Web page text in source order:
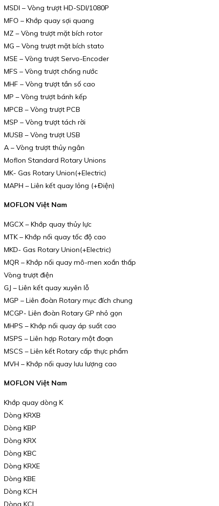
MSDI – Vòng trượt HD-SDI/1080P
MFO – Khớp quay sợi quang
MZ – Vòng trượt mặt bích rotor
MG – Vòng trượt mặt bích stato
MSE – Vòng trượt Servo-Encoder
MFS – Vòng trượt chống nước
MHF – Vòng trượt tần số cao
MP – Vòng trượt bánh kếp
MPCB – Vòng trượt PCB
MSP – Vòng trượt tách rời
MUSB – Vòng trượt USB
A – Vòng trượt thủy ngân
Moflon Standard Rotary Unions
MK- Gas Rotary Union(+Electric)
MAPH – Liên kết quay lỏng (+Điện)
MOFLON Việt Nam
MGCX – Khớp quay thủy lực
MTK – Khớp nối quay tốc độ cao
MKD- Gas Rotary Union(+Electric)
MQR – Khớp nối quay mô-men xoắn thấp
Vòng trượt điện
GJ – Liên kết quay xuyên lỗ
MGP – Liên đoàn Rotary mục đích chung
MCGP- Liên đoàn Rotary GP nhỏ gọn
MHPS – Khớp nối quay áp suất cao
MSPS – Liên hợp Rotary một đoạn
MSCS – Liên kết Rotary cấp thực phẩm
MVH – Khớp nối quay lưu lượng cao
MOFLON Việt Nam
Khớp quay dòng K
Dòng KRXB
Dòng KBP
Dòng KRX
Dòng KBC
Dòng KRXE
Dòng KBE
Dòng KCH
Dòng KCI